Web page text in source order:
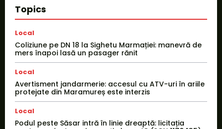
Topics
Local
Coliziune pe DN 18 la Sighetu Marmației: manevră de
mers înapoi lasă un pasager rănit
Local
Avertisment jandarmerie: accesul cu ATV-uri în ariile
protejate din Maramureș este interzis
Local
Podul peste Săsar intră în linie dreaptă: licitația